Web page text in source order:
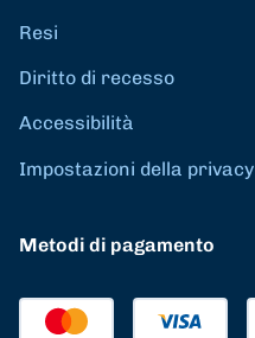
Resi
Diritto di recesso
Accessibilità
Impostazioni della privacy
Metodi di pagamento